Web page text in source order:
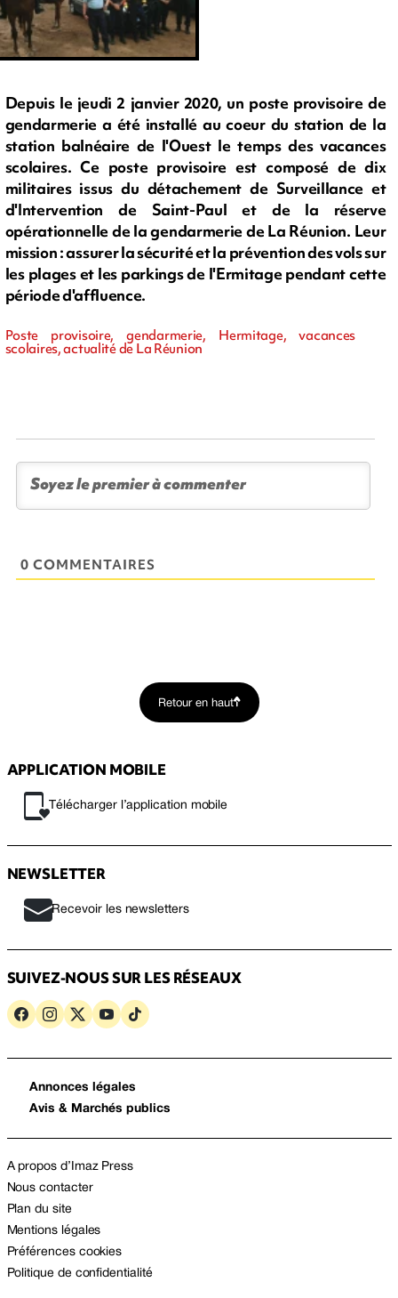
Depuis le jeudi 2 janvier 2020, un poste provisoire de
gendarmerie a été installé au coeur du station de la
station balnéaire de l'Ouest le temps des vacances
scolaires. Ce poste provisoire est composé de dix
militaires issus du détachement de Surveillance et
d'Intervention de Saint-Paul et de la réserve
opérationnelle de la gendarmerie de La Réunion. Leur
mission : assurer la sécurité et la prévention des vols sur
les plages et les parkings de l'Ermitage pendant cette
période d'affluence.
Poste provisoire, gendarmerie, Hermitage, vacances
scolaires, actualité de La Réunion
0 COMMENTAIRES
Retour en haut
APPLICATION MOBILE
Télécharger l’application mobile
NEWSLETTER
Recevoir les newsletters
SUIVEZ-NOUS SUR LES RÉSEAUX
Annonces légales
Avis & Marchés publics
A propos d’Imaz Press
Nous contacter
Plan du site
Mentions légales
Préférences cookies
Politique de confidentialité